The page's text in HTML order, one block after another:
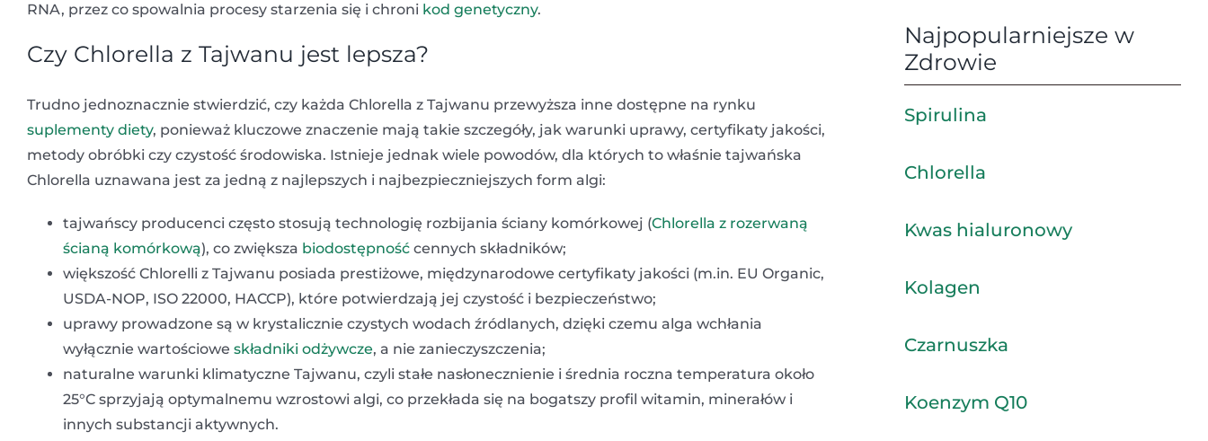
RNA, przez co spowalnia procesy starzenia się i chroni kod genetyczny.
Czy Chlorella z Tajwanu jest lepsza?
Trudno jednoznacznie stwierdzić, czy każda Chlorella z Tajwanu przewyższa inne dostępne na rynku
suplementy diety, ponieważ kluczowe znaczenie mają takie szczegóły, jak warunki uprawy, certyfikaty jakości,
metody obróbki czy czystość środowiska. Istnieje jednak wiele powodów, dla których to właśnie tajwańska
Chlorella uznawana jest za jedną z najlepszych i najbezpieczniejszych form algi:
tajwańscy producenci często stosują technologię rozbijania ściany komórkowej (Chlorella z rozerwaną
ścianą komórkową), co zwiększa biodostępność cennych składników;
większość Chlorelli z Tajwanu posiada prestiżowe, międzynarodowe certyfikaty jakości (m.in. EU Organic,
USDA-NOP, ISO 22000, HACCP), które potwierdzają jej czystość i bezpieczeństwo;
uprawy prowadzone są w krystalicznie czystych wodach źródlanych, dzięki czemu alga wchłania
wyłącznie wartościowe składniki odżywcze, a nie zanieczyszczenia;
naturalne warunki klimatyczne Tajwanu, czyli stałe nasłonecznienie i średnia roczna temperatura około
25°C sprzyjają optymalnemu wzrostowi algi, co przekłada się na bogatszy profil witamin, minerałów i
innych substancji aktywnych.
Najpopularniejsze w
Zdrowie
Spirulina
Chlorella
Kwas hialuronowy
Kolagen
Czarnuszka
Koenzym Q10